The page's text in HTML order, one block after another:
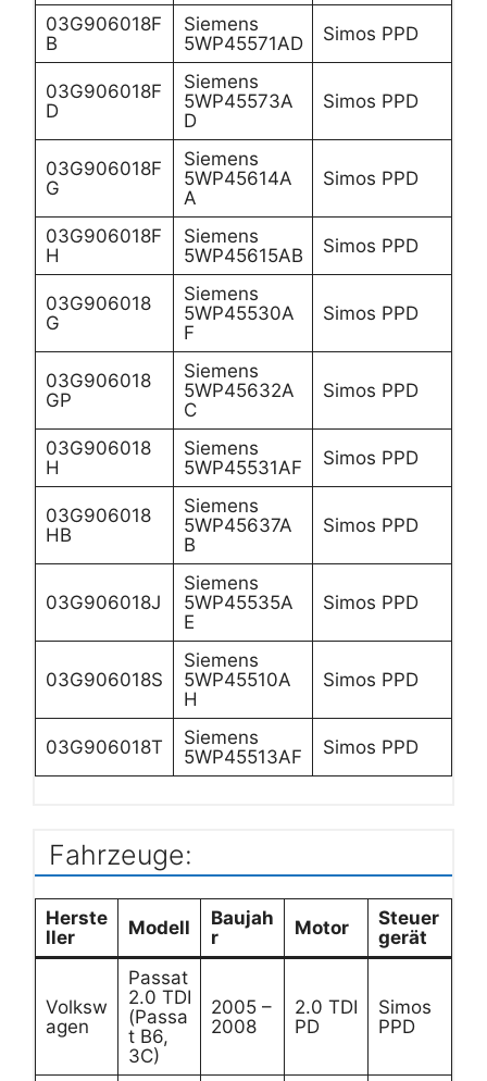
03G906018F
B
Siemens
5WP45571AD
Simos PPD
03G906018F
D
Siemens
5WP45573A
D
Simos PPD
03G906018F
G
Siemens
5WP45614A
A
Simos PPD
03G906018F
H
Siemens
5WP45615AB
Simos PPD
03G906018
G
Siemens
5WP45530A
F
Simos PPD
03G906018
GP
Siemens
5WP45632A
C
Simos PPD
03G906018
H
Siemens
5WP45531AF
Simos PPD
03G906018
HB
Siemens
5WP45637A
B
Simos PPD
03G906018J
Siemens
5WP45535A
E
Simos PPD
03G906018S
Siemens
5WP45510A
H
Simos PPD
03G906018T
Siemens
5WP45513AF
Simos PPD
Fahrzeuge:
Herste
ller
Modell
Baujah
r
Motor
Steuer
gerät
Volksw
agen
Passat
2.0 TDI
(Passa
t B6,
3C)
2005 –
2008
2.0 TDI
PD
Simos
PPD